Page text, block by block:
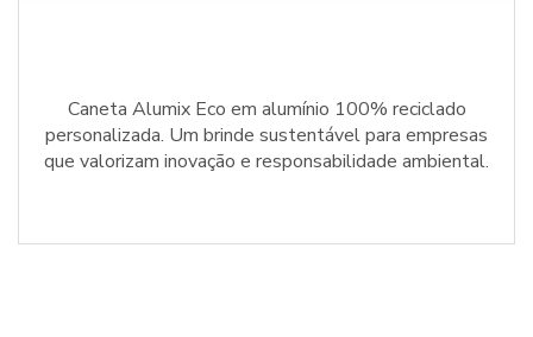
Caneta Alumix Eco em alumínio 100% reciclado
personalizada. Um brinde sustentável para empresas
que valorizam inovação e responsabilidade ambiental.